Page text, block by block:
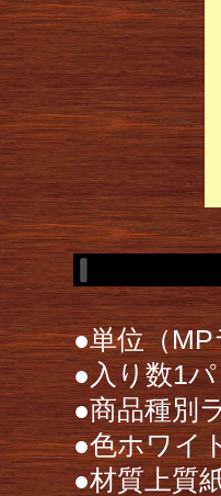
●単位（
●入り数1
●商品種別
●色ホワイ
●材質上質